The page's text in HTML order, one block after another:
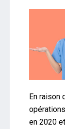
En raison
en 2020